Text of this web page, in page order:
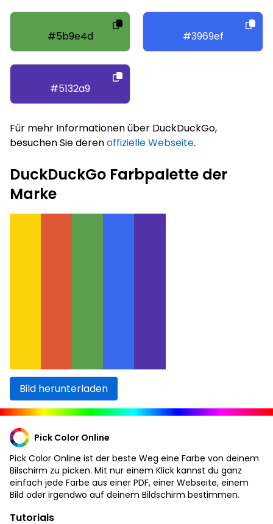
#5b9e4d #3969ef
#5132a9
Für mehr Informationen über DuckDuckGo,
besuchen Sie derenoffizielle Webseite.
DuckDuckGo Farbpalette der
Marke
Bild herunterladen
Pick Color Online
Pick Color Online ist der beste Weg eine Farbe von deinem
Bilschirm zu picken. Mit nur einem Klick kannst du ganz
einfach jede Farbe aus einer PDF, einer Webseite, einem
Bild oder irgendwo auf deinem Bildschirm bestimmen.
Tutorials